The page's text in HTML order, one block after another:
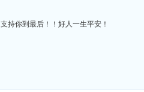
支持你到最后！！好人一生平安！